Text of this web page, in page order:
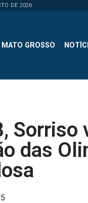
DE 2026
MATO GROSSO
Sorriso
das